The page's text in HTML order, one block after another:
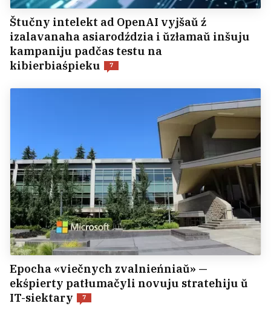
Štučny intelekt ad OpenAI vyjšaŭ ź
izalavanaha asiarodździa i ŭzłamaŭ inšuju
kampaniju padčas testu na
kibierbiaśpieku
7
Epocha «viečnych zvalnieńniaŭ» —
ekśpierty patłumačyli novuju stratehiju ŭ
IT-siektary
7